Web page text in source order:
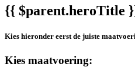
{{ $parent.heroTitle
Kies hieronder eerst de juiste
Kies maatvoering: